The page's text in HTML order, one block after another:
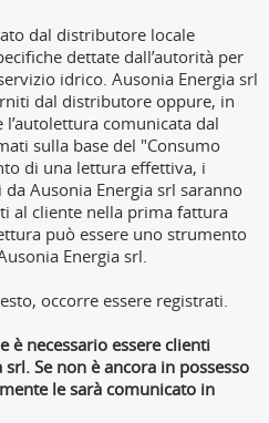
dal distributore locale
dettate dall’autorità per
idrico. Ausonia Energia srl
dal distributore oppure, in
comunicata dal
sulla base del "Consumo
di una lettura effettiva, i
Ausonia Energia srl saranno
al cliente nella prima fattura
può essere uno strumento
Energia srl.
occorre essere registrati.
è necessario essere clienti
srl. Se non è ancora in possesso
le sarà comunicato in